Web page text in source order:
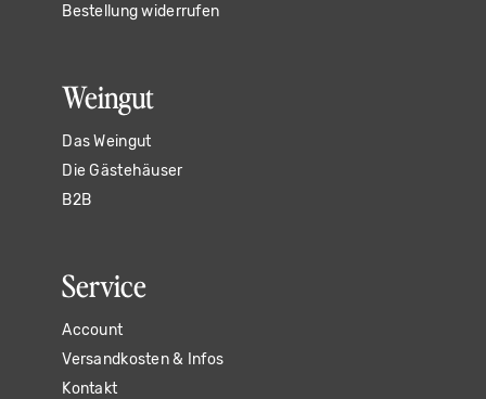
Bestellung widerrufen
Weingut
Das Weingut
Die Gästehäuser
B2B
Service
Account
Versandkosten & Infos
Kontakt